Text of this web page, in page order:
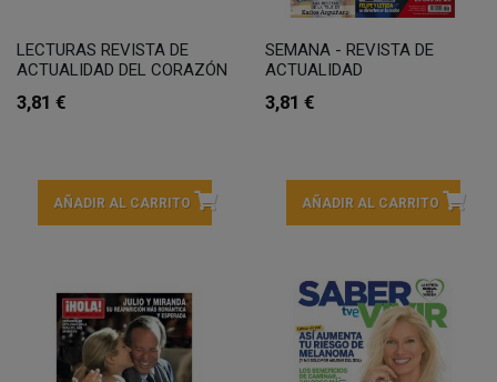
LECTURAS REVISTA DE
ACTUALIDAD DEL CORAZÓN
3,81 €
AÑADIR AL CARRITO
SEMANA - REVISTA DE
ACTUALIDAD
3,81 €
AÑADIR AL CARRITO